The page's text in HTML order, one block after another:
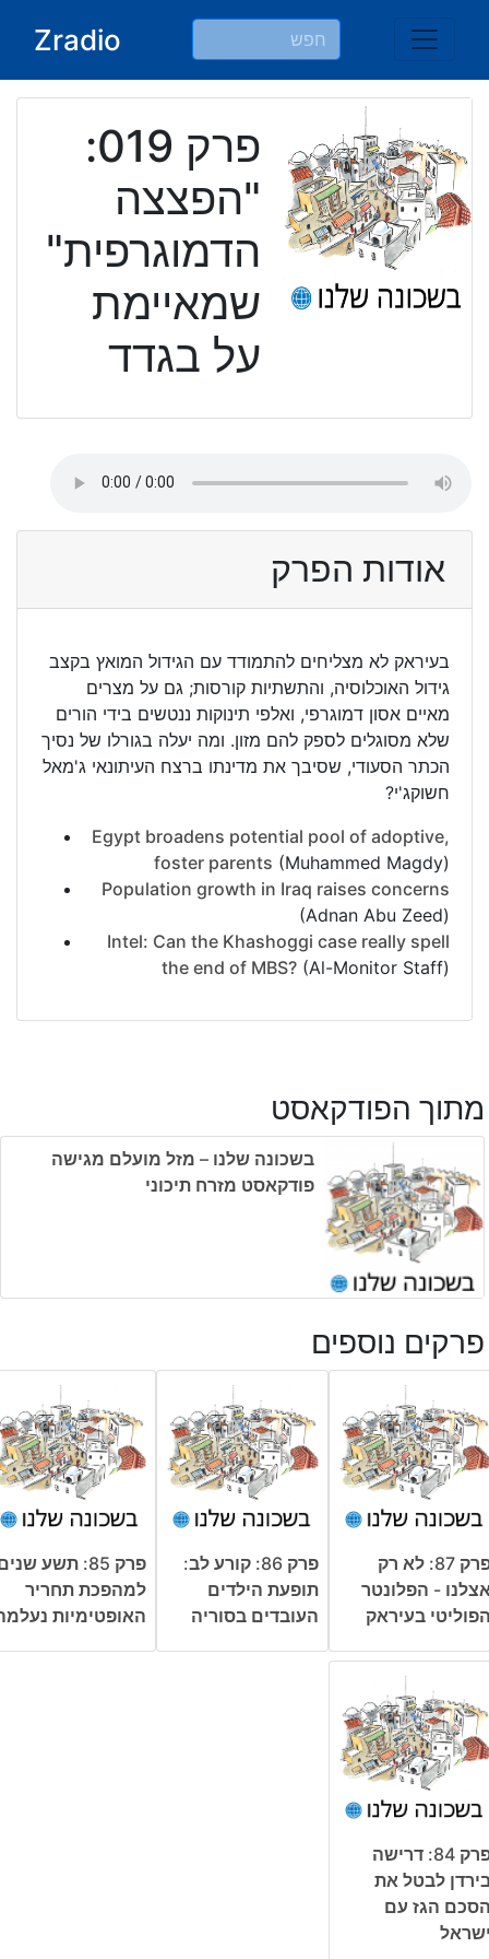
Zradio
פרק 019:
"הפצצה
הדמוגרפית"
שמאיימת
על בגדד
אודות הפרק
בעיראק לא מצליחים להתמודד עם הגידול המואץ בקצב
גידול האוכלוסיה, והתשתיות קורסות; גם על מצרים
מאיים אסון דמוגרפי, ואלפי תינוקות ננטשים בידי הורים
שלא מסוגלים לספק להם מזון. ומה יעלה בגורלו של נסיך
הכתר הסעודי, שסיבך את מדינתו ברצח העיתונאי ג'מאל
חשוקג'י?
Egypt broadens potential pool of adoptive,
foster parents (Muhammed Magdy)
Population growth in Iraq raises concerns
(Adnan Abu Zeed)
Intel: Can the Khashoggi case really spell
the end of MBS? (Al-Monitor Staff)
מתוך הפודקאסט
בשכונה שלנו – מזל מועלם מגישה
פודקאסט מזרח תיכוני
פרקים נוספים
פרק 87: לא רק
- הפלונטר
בעיראק
פרק 86: קורע לב:
תופעת הילדים
העובדים בסוריה
פרק 85: תשע
למהפכת תחריר
האופטימיות
פרק 84: דרישה
לבטל את
הגז עם